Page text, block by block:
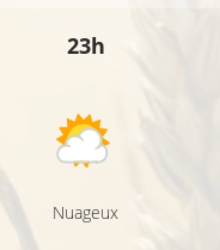
23h
Nuageux